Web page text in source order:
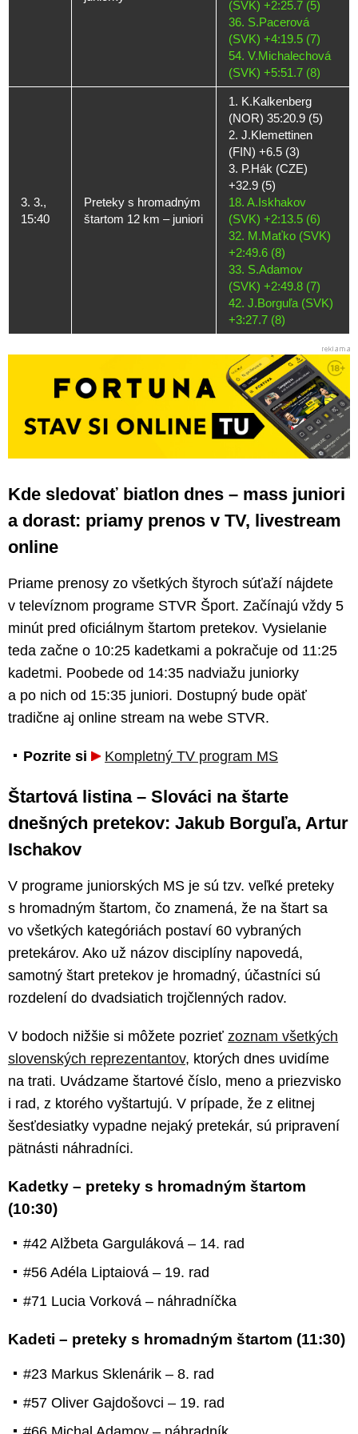
(SVK) +2:25.7 (5)
36. S.Pacerová
(SVK) +4:19.5 (7)
54. V.Michalechová
(SVK) +5:51.7 (8)
3. 3.,
15:40
Preteky s hromadným
štartom 12 km – juniori
1. K.Kalkenberg
(NOR) 35:20.9 (5)
2. J.Klemettinen
(FIN) +6.5 (3)
3. P.Hák (CZE)
+32.9 (5)
18. A.Iskhakov
(SVK) +2:13.5 (6)
32. M.Maťko (SVK)
+2:49.6 (8)
33. S.Adamov
(SVK) +2:49.8 (7)
42. J.Borguľa (SVK)
+3:27.7 (8)
Kde sledovať biatlon dnes – mass juniori
a dorast: priamy prenos v TV, livestream
online
Priame prenosy zo všetkých štyroch súťaží nájdete
v televíznom programe STVR Šport. Začínajú vždy 5
minút pred oficiálnym štartom pretekov. Vysielanie
teda začne o 10:25 kadetkami a pokračuje od 11:25
kadetmi. Poobede od 14:35 nadviažu juniorky
a po nich od 15:35 juniori. Dostupný bude opäť
tradične aj online stream na webe STVR.
Pozrite si Kompletný TV program MS
Štartová listina – Slováci na štarte
dnešných pretekov: Jakub Borguľa, Artur
Ischakov
V programe juniorských MS je sú tzv. veľké preteky
s hromadným štartom, čo znamená, že na štart sa
vo všetkých kategóriách postaví 60 vybraných
pretekárov. Ako už názov disciplíny napovedá,
samotný štart pretekov je hromadný, účastníci sú
rozdelení do dvadsiatich trojčlenných radov.
V bodoch nižšie si môžete pozrieť zoznam všetkých
slovenských reprezentantov, ktorých dnes uvidíme
na trati. Uvádzame štartové číslo, meno a priezvisko
i rad, z ktorého vyštartujú. V prípade, že z elitnej
šesťdesiatky vypadne nejaký pretekár, sú pripravení
pätnásti náhradníci.
Kadetky – preteky s hromadným štartom
(10:30)
#42 Alžbeta Garguláková – 14. rad
#56 Adéla Liptaiová – 19. rad
#71 Lucia Vorková – náhradníčka
Kadeti – preteky s hromadným štartom (11:30)
#23 Markus Sklenárik – 8. rad
#57 Oliver Gajdošovci – 19. rad